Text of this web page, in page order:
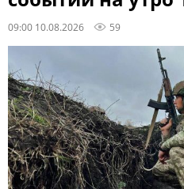
09:00 10.08.2026 59